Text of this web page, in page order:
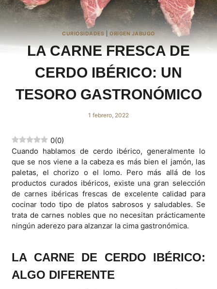
CURIOSIDADES |ORIGEN JABUGO
LA CARNE FRESCA DE
CERDO IBÉRICO: UN
TESORO GASTRONÓMICO
1 febrero, 2022
0(0)
Cuando hablamos de cerdo ibérico, generalmente lo
que se nos viene a la cabeza es más bien el jamón, las
paletas, el chorizo o el lomo. Pero más allá de los
productos curados ibéricos, existe una gran selección
de carnes ibéricas frescas de excelente calidad para
cocinar todo tipo de platos sabrosos y saludables. Se
trata de carnes nobles que no necesitan prácticamente
ningún aderezo para alzanzar la cima gastronómica.
LA CARNE DE CERDO IBÉRICO:
ALGO DIFERENTE